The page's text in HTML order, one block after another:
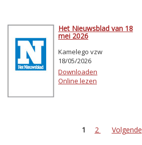
Het Nieuwsblad van 18
mei 2026
Kamelego vzw
18/05/2026
Downloaden
Online lezen
1 2 Volgende